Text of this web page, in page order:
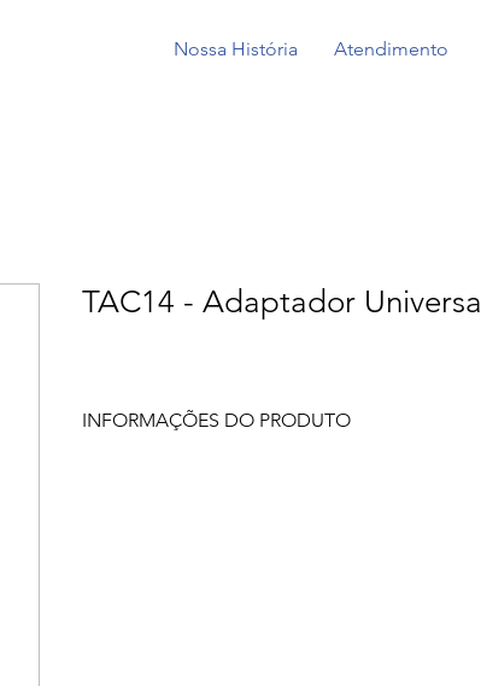
Nossa História Atendimento
TAC14 - Adaptador Universal
INFORMAÇÕES DO PRODUTO